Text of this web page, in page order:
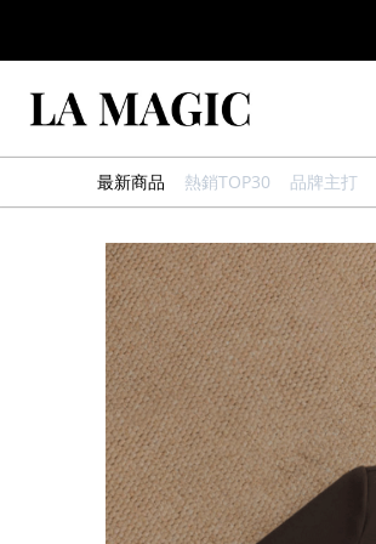
最新商品 熱銷TOP30 品牌主打